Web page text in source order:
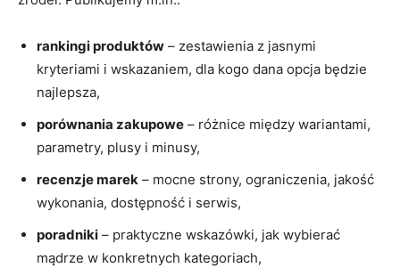
rankingi produktów – zestawienia z jasnymi
kryteriami i wskazaniem, dla kogo dana opcja będzie
najlepsza,
porównania zakupowe – różnice między wariantami,
parametry, plusy i minusy,
recenzje marek – mocne strony, ograniczenia, jakość
wykonania, dostępność i serwis,
poradniki – praktyczne wskazówki, jak wybierać
mądrze w konkretnych kategoriach,